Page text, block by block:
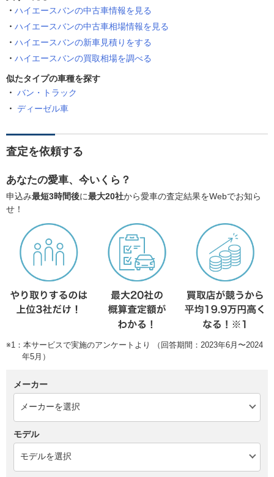
ハイエースバンの中古車情報を見る
ハイエースバンの中古車相場情報を見る
ハイエースバンの新車見積りをする
ハイエースバンの買取相場を調べる
似たタイプの車種を探す
バン・トラック
ディーゼル車
査定を依頼する
あなたの愛車、今いくら？
申込み最短3時間後に最大20社から愛車の査定結果をWebでお知ら
せ！
※1：本サービスで実施のアンケートより （回答期間：2023年6月〜2024
年5月）
メーカー
モデル